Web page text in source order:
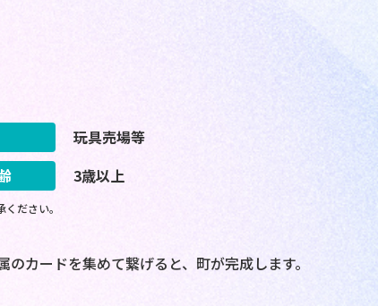
玩具売場等
3歳以上
ださい。
カードを集めて繋げると、町が完成します。